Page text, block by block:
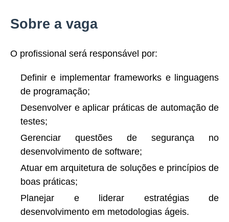
Sobre a vaga
O profissional será responsável por:
Definir e implementar frameworks e linguagens
de programação;
Desenvolver e aplicar práticas de automação de
testes;
Gerenciar questões de segurança no
desenvolvimento de software;
Atuar em arquitetura de soluções e princípios de
boas práticas;
Planejar e liderar estratégias de
desenvolvimento em metodologias ágeis.